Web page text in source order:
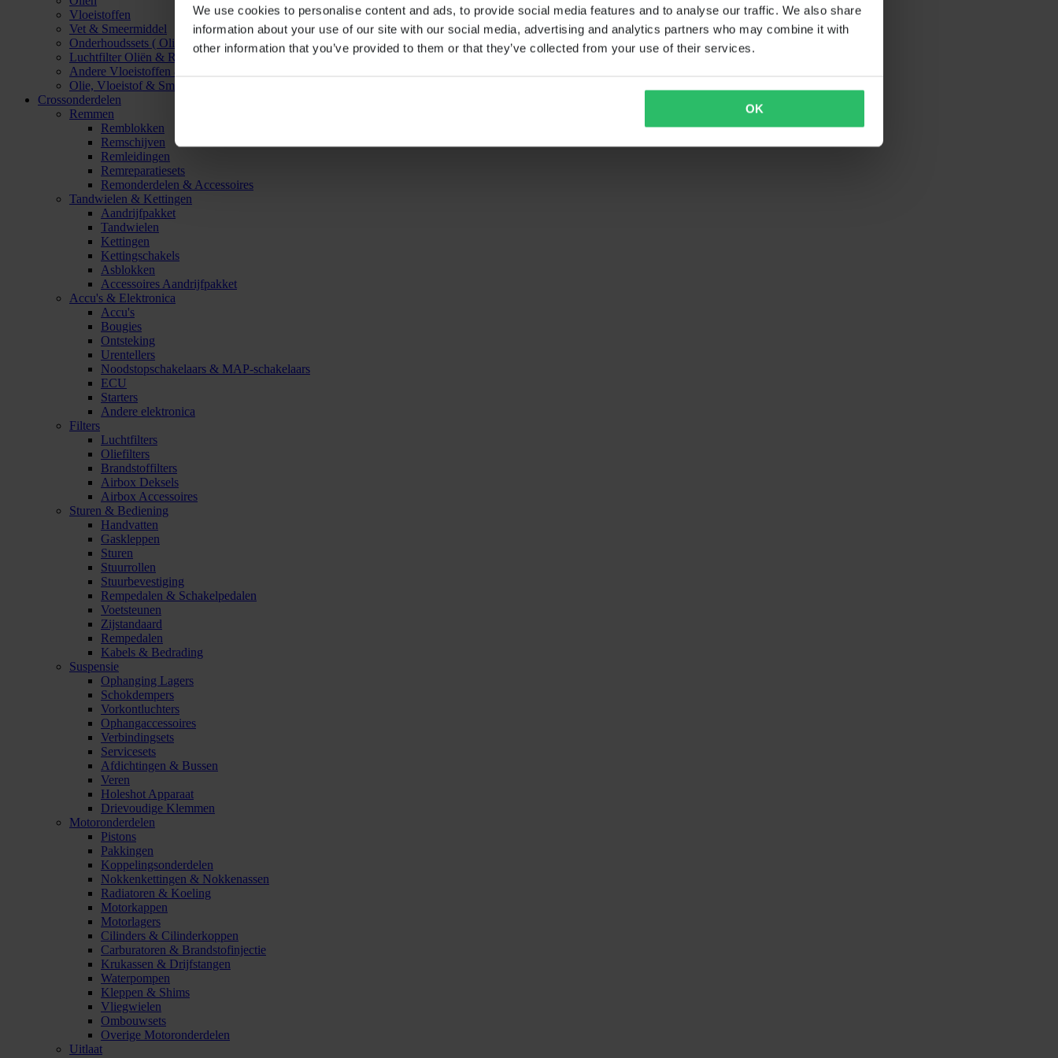
We use cookies to personalise content and ads, to provide social media features and to analyse our traffic. We also share
information about your use of our site with our social media, advertising and analytics partners who may combine it with
other information that you’ve provided to them or that they’ve collected from your use of their services.
OK
Vloeistoffen
Vet & Smeermiddel
Onderhoudssets ( Olie & Filter)
Luchtfilter Oliën & Reinigers
Andere Vloeistoffen & Smeermiddelen
Olie, Vloeistof & Smeermiddel Accessoires
Crossonderdelen
Remmen
Remblokken
Remschijven
Remleidingen
Remreparatiesets
Remonderdelen & Accessoires
Tandwielen & Kettingen
Aandrijfpakket
Tandwielen
Kettingen
Kettingschakels
Asblokken
Accessoires Aandrijfpakket
Accu's & Elektronica
Accu's
Bougies
Ontsteking
Urentellers
Noodstopschakelaars & MAP-schakelaars
ECU
Starters
Andere elektronica
Filters
Luchtfilters
Oliefilters
Brandstoffilters
Airbox Deksels
Airbox Accessoires
Sturen & Bediening
Handvatten
Gaskleppen
Sturen
Stuurrollen
Stuurbevestiging
Rempedalen & Schakelpedalen
Voetsteunen
Zijstandaard
Rempedalen
Kabels & Bedrading
Suspensie
Ophanging Lagers
Schokdempers
Vorkontluchters
Ophangaccessoires
Verbindingsets
Servicesets
Afdichtingen & Bussen
Veren
Holeshot Apparaat
Drievoudige Klemmen
Motoronderdelen
Pistons
Pakkingen
Koppelingsonderdelen
Nokkenkettingen & Nokkenassen
Radiatoren & Koeling
Motorkappen
Motorlagers
Cilinders & Cilinderkoppen
Carburatoren & Brandstofinjectie
Krukassen & Drijfstangen
Waterpompen
Kleppen & Shims
Vliegwielen
Ombouwsets
Overige Motoronderdelen
Uitlaat